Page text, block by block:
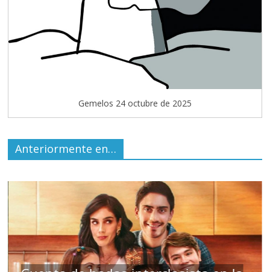
Gemelos 24 octubre de 2025
Anteriormente en…